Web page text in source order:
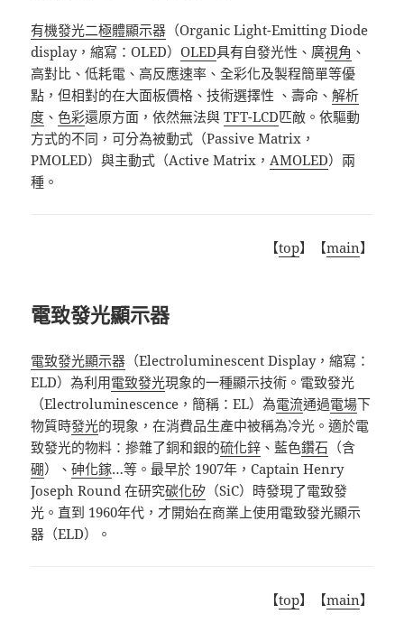
有機發光二極體顯示器 （Organic Light-Emitting Diode
display，縮寫：OLED）OLED具有自發光性、廣視角 、
高對比、低耗電、高反應速率、全彩化及製程簡單等優
點，但相對的在大面板價格、技術選擇性 、壽命、解析
度 、色彩還原方面，依然無法與 TFT-LCD匹敵。依驅動
方式的不同，可分為被動式（Passive Matrix ，
PMOLED）與主動式（Active Matrix ，AMOLED）兩
種。
【top】【main】
電致發光顯示器
電致發光顯示器 （Electroluminescent Display，縮寫：
ELD）為利用電致發光現象的一種顯示技術。電致發光
（Electroluminescence ，簡稱：EL）為電流通過電場下
物質時發光的現象，在消費品生產中被稱為冷光。適於電
致發光的物料：摻雜了銅和銀的硫化鋅 、藍色鑽石 （含
硼）、砷化鎵…等。最早於 1907年，Captain Henry
Joseph Round在研究碳化矽 （SiC）時發現了電致發
光。直到 1960年代，才開始在商業上使用電致發光顯示
器（ELD）。
【top】【main】